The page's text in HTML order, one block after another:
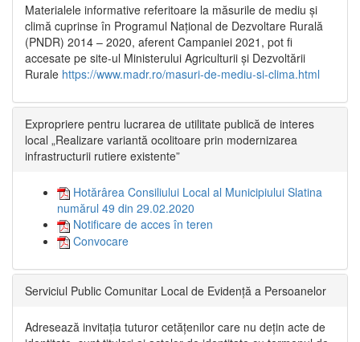
Materialele informative referitoare la măsurile de mediu și
climă cuprinse în Programul Național de Dezvoltare Rurală
(PNDR) 2014 – 2020, aferent Campaniei 2021, pot fi
accesate pe site-ul Ministerului Agriculturii și Dezvoltării
Rurale https://www.madr.ro/masuri-de-mediu-si-clima.html
Expropriere pentru lucrarea de utilitate publică de interes
local „Realizare variantă ocolitoare prin modernizarea
infrastructurii rutiere existente”
Hotărârea Consiliului Local al Municipiului Slatina
numărul 49 din 29.02.2020
Notificare de acces în teren
Convocare
Serviciul Public Comunitar Local de Evidență a Persoanelor
Adresează invitația tuturor cetățenilor care nu dețin acte de